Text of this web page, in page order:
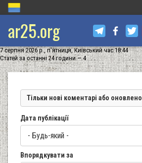
ar25.org
7 серпня 2026 р., п'ятниця, Київський час 18:44
Статей за останні 24 години — 4
Тільки нові коментарі або оновлено
Дата публікації
Впорядкувати за